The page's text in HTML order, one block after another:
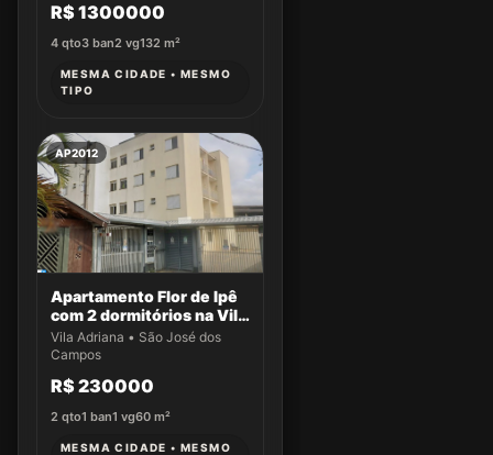
R$ 1300000
4 qto3 ban2 vg132 m²
MESMA CIDADE • MESMO
TIPO
AP2012
Apartamento Flor de Ipê
com 2 dormitórios na Vila
Adriana
Vila Adriana • São José dos
Campos
R$ 230000
2 qto1 ban1 vg60 m²
MESMA CIDADE • MESMO